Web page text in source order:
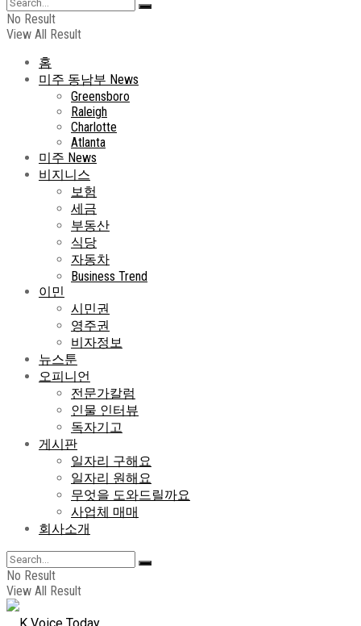
No Result
View All Result
홈
미주 동남부 News
Greensboro
Raleigh
Charlotte
Atlanta
미주 News
비지니스
보험
세금
부동산
식당
자동차
Business Trend
이민
시민권
영주권
비자정보
뉴스툰
오피니언
전문가칼럼
인물 인터뷰
독자기고
게시판
일자리 구해요
일자리 원해요
무엇을 도와드릴까요
사업체 매매
회사소개
No Result
View All Result